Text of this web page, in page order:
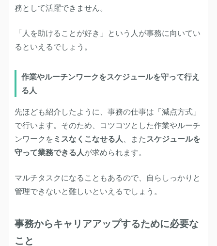
務として活躍できません。
「人を助けることが好き」という人が事務に向いてい
るといえるでしょう。
作業やルーチンワークをスケジュールを守って行え
る人
先ほども紹介したように、事務の仕事は「減点方式」
で行います。そのため、コツコツとした作業やルーチ
ンワークを ミスなくこなせる人、またスケジュールを
守って業務できる人が求められます。
マルチタスクになることもあるので、自らしっかりと
管理できないと難しいといえるでしょう。
事務からキャリアアップするために必要な
こと